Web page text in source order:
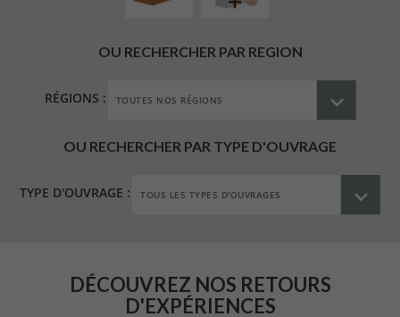
OU RECHERCHER PAR REGION
RÉGIONS :
OU RECHERCHER PAR TYPE D'OUVRAGE
TYPE D'OUVRAGE :
DÉCOUVREZ NOS RETOURS
D'EXPÉRIENCES